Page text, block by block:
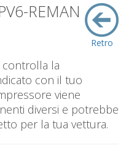
Retro
REMAN
controlla la
con il tuo
viene
diversi e potrebbe
per la tua vettura.